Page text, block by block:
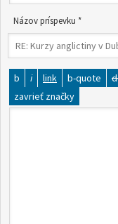
Názov príspevku *